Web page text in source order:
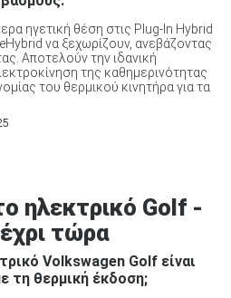
ηγετική θέση στις Plug-In Hybrid
να ξεχωρίζουν, ανεβάζοντας
Αποτελούν την ιδανική
της καθημερινότητας
του θερμικού κινητήρα για τα
ηλεκτρικό Golf -
τώρα
Volkswagen Golf είναι
τη θερμική έκδοση;